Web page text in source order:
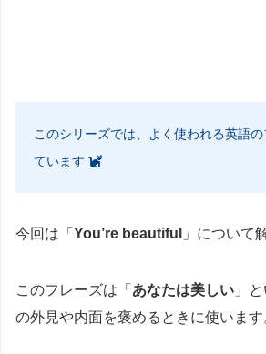
このシリーズでは、よく使われる英語
ています
今回は「 You’re beautiful 」について
このフレーズは「 あなたは美しい 」
の外見や内面を褒めるときに使います